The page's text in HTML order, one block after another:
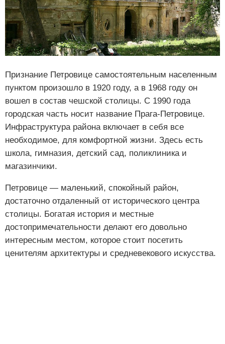
Признание Петровице самостоятельным населенным
пунктом произошло в 1920 году, а в 1968 году он
вошел в состав чешской столицы. С 1990 года
городская часть носит название Прага-Петровице.
Инфраструктура района включает в себя все
необходимое, для комфортной жизни. Здесь есть
школа, гимназия, детский сад, поликлиника и
магазинчики.
Петровице — маленький, спокойный район,
достаточно отдаленный от исторического центра
столицы. Богатая история и местные
достопримечательности делают его довольно
интересным местом, которое стоит посетить
ценителям архитектуры и средневекового искусства.